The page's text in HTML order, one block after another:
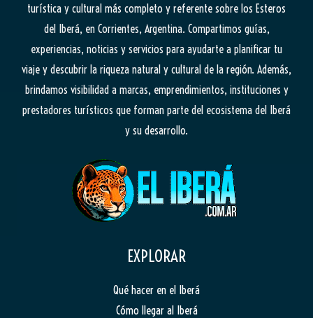
turística y cultural más completo y referente sobre los Esteros
del Iberá, en Corrientes, Argentina. Compartimos guías,
experiencias, noticias y servicios para ayudarte a planificar tu
viaje y descubrir la riqueza natural y cultural de la región. Además,
brindamos visibilidad a marcas, emprendimientos, instituciones y
prestadores turísticos que forman parte del ecosistema del Iberá
y su desarrollo.
EXPLORAR
Qué hacer en el Iberá
Cómo llegar al Iberá